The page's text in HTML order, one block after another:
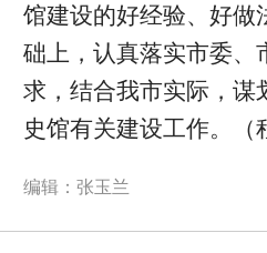
馆建设的好经验、好做
础上，认真落实市委、
求，结合我市实际，谋
史馆有关建设工作。（
编辑：张玉兰